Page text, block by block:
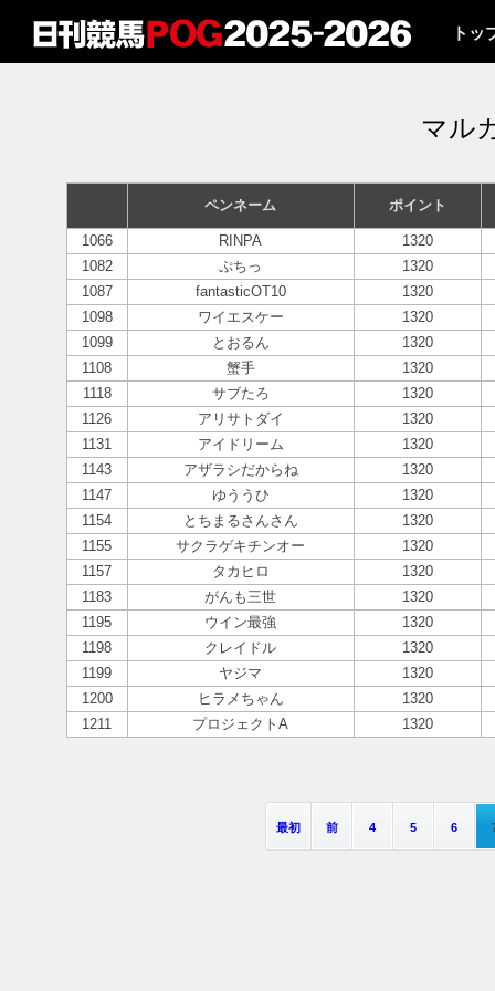
トッ
マル
ペンネーム ポイント
1066 RINPA
1320
1082
ぷちっ
1320
1087
fantasticOT10
1320
1098
ワイエスケー
1320
1099
とおるん
1320
1108
蟹手
1320
1118
サブたろ
1320
1126
アリサトダイ
1320
1131
アイドリーム
1320
1143
アザラシだからね
1320
1147
ゆううひ
1320
1154
とちまるさんさん
1320
1155
サクラゲキチンオー
1320
1157
タカヒロ
1320
1183
がんも三世
1320
1195
ウイン最強
1320
1198
クレイドル
1320
1199
ヤジマ
1320
1200
ヒラメちゃん
1320
1211
プロジェクトA 1320
最初 前 4 5 6